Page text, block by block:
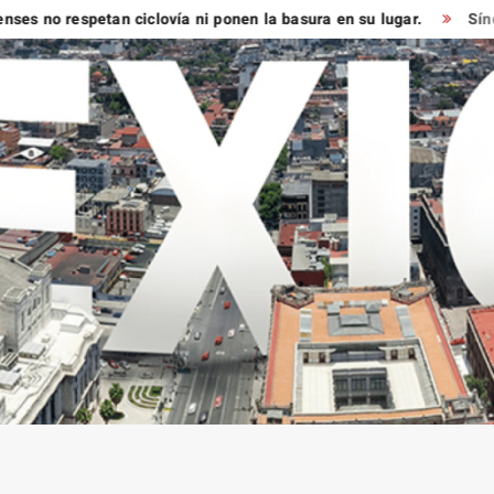
ciclovía ni ponen la basura en su lugar. Síndico